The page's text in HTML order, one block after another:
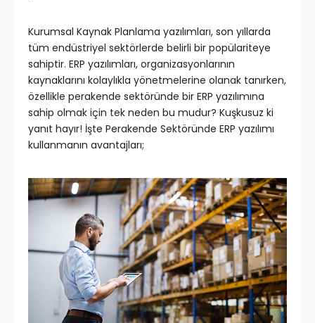
Kurumsal Kaynak Planlama yazılımları, son yıllarda
tüm endüstriyel sektörlerde belirli bir popülariteye
sahiptir. ERP yazılımları, organizasyonlarının
kaynaklarını kolaylıkla yönetmelerine olanak tanırken,
özellikle perakende sektöründe bir ERP yazılımına
sahip olmak için tek neden bu mudur? Kuşkusuz ki
yanıt hayır! İşte Perakende Sektöründe ERP yazılımı
kullanmanın avantajları;